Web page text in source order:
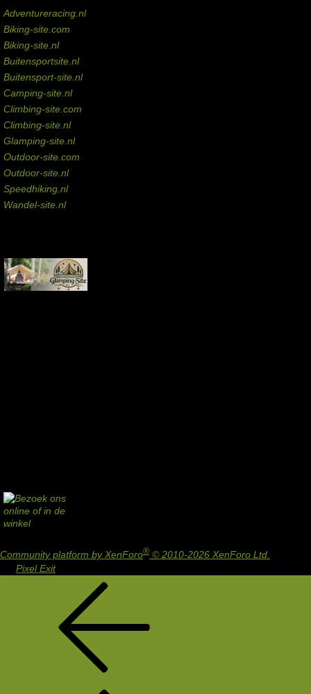
Adventureracing.nl
Biking-site.com
Biking-site.nl
Buitensportsite.nl
Buitensport-site.nl
Camping-site.nl
Climbing-site.com
Climbing-site.nl
Glamping-site.nl
Outdoor-site.com
Outdoor-site.nl
Speedhiking.nl
Wandel-site.nl
Community platform by XenForo® © 2010-2026 XenForo Ltd.
Pixel Exit